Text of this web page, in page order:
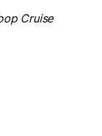
Cruise